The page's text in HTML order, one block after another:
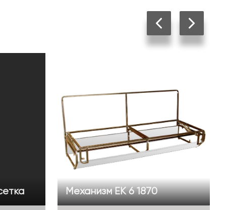
Механизм ЕК 6 1870